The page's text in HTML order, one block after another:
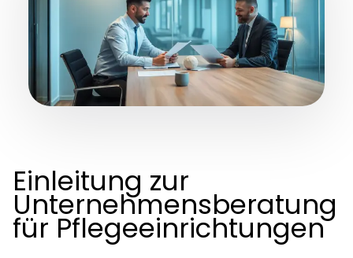
Einleitung zur
Unternehmensberatung
für Pflegeeinrichtungen